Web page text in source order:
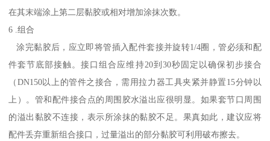
在其末端涂上第二层黏胶或相对增加涂抹次数。
6 .组合
涂完黏胶后，应立即将管插入配件套接并旋转1/4圈，管必须和配
件套节底部接触。接口组合应维持20到30秒固定以确保初步接合
（DN150以上的管件之接合，需用拉力器工具夹紧并静置15分钟以
上）。管和配件接合点的周围胶水溢出应很明显。如果套节口周围
的溢出黏胶不连接，表示所涂抹的黏胶不足。果真如此，建议应将
配件丢弃重新组合接口，过量溢出的部分黏胶可利用破布擦去。